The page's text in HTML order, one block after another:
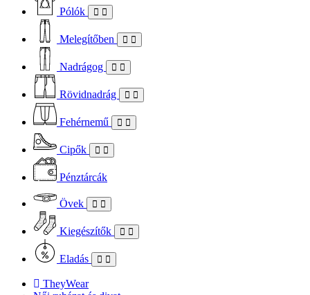
Pólók
Melegítőben
Nadrágog
Rövidnadrág
Fehérnemű
Cipők
Pénztárcák
Övek
Kiegészítők
Eladás
TheyWear